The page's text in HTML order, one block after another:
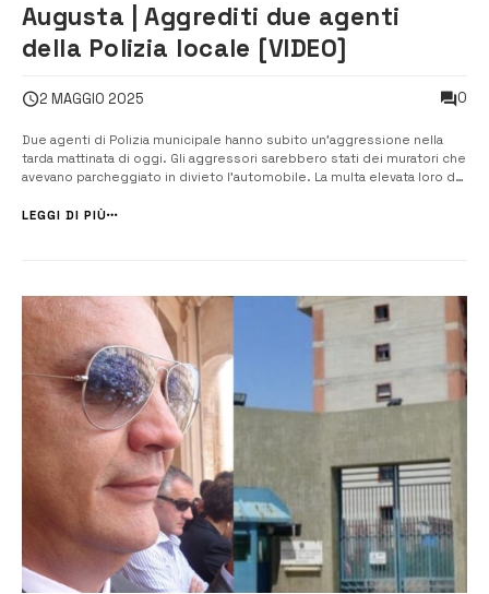
Augusta | Aggrediti due agenti
della Polizia locale [VIDEO]
2 MAGGIO 2025 0
Due agenti di Polizia municipale hanno subito un’aggressione nella
tarda mattinata di oggi. Gli aggressori sarebbero stati dei muratori che
avevano parcheggiato in divieto l’automobile. La multa elevata loro dai
contro gli uomini in divisa. Il grave fatto avrebbe richiesto l...
LEGGI DI PIÙ